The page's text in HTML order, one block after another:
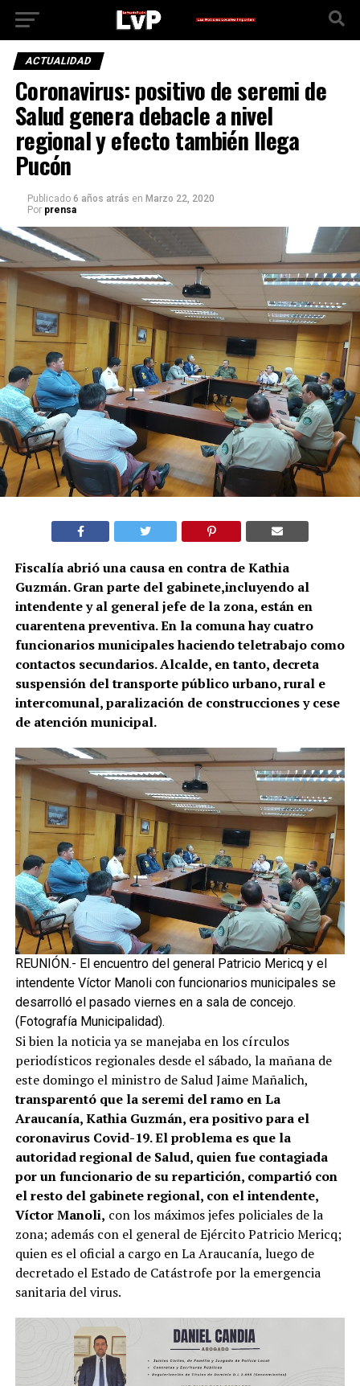
ACTUALIDAD
Coronavirus: positivo de seremi de
Salud genera debacle a nivel
regional y efecto también llega
Pucón
Publicado 6 años atrás en Marzo 22, 2020
Por prensa
Fiscalía abrió una causa en contra de Kathia
Guzmán. Gran parte del gabinete,incluyendo al
intendente y al general jefe de la zona, están en
cuarentena preventiva. En la comuna hay cuatro
funcionarios municipales haciendo teletrabajo como
contactos secundarios. Alcalde, en tanto, decreta
suspensión del transporte público urbano, rural e
intercomunal, paralización de construcciones y cese
de atención municipal.
REUNIÓN.- El encuentro del general Patricio Mericq y el
intendente Víctor Manoli con funcionarios municipales se
desarrolló el pasado viernes en a sala de concejo.
(Fotografía Municipalidad).
Si bien la noticia ya se manejaba en los círculos
periodísticos regionales desde el sábado, la mañana de
este domingo el ministro de Salud Jaime Mañalich,
transparentó que la seremi del ramo en La
Araucanía, Kathia Guzmán, era positivo para el
coronavirus Covid-19. El problema es que la
autoridad regional de Salud, quien fue contagiada
por un funcionario de su repartición, compartió con
el resto del gabinete regional, con el intendente,
Víctor Manoli, con los máximos jefes policiales de la
zona; además con el general de Ejército Patricio Mericq;
quien es el oficial a cargo en La Araucanía, luego de
decretado el Estado de Catástrofe por la emergencia
sanitaria del virus.